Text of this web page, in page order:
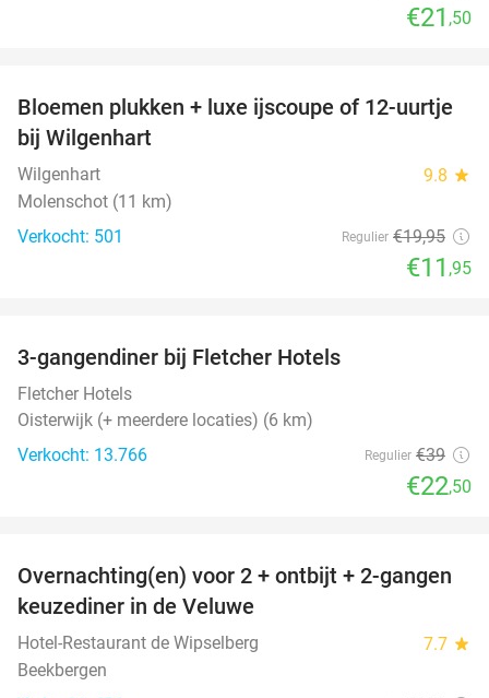
€21 ,50
40%
Bloemen plukken + luxe ijscoupe of 12-uurtje
bij Wilgenhart
Wilgenhart 9.8 star
Molenschot (11 km)
Verkocht: 501
Regulier €19,95
€11 ,95
3-gangendiner bij Fletcher Hotels
Fletcher Hotels
Oisterwijk (+ meerdere locaties) (6 km)
Verkocht: 13.766
Regulier €39
€22,50
22%
Overnachting(en) voor 2 + ontbijt + 2-gangen
keuzediner in de Veluwe
Hotel-Restaurant de Wipselberg 7.7 star
Beekbergen